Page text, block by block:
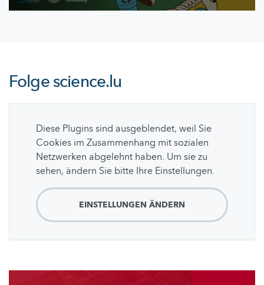
Folgescience.lu
Diese Plugins sind ausgeblendet, weil Sie
Cookies im Zusammenhang mit sozialen
Netzwerken abgelehnt haben. Um sie zu
sehen, ändern Sie bitte Ihre Einstellungen.
EINSTELLUNGEN ÄNDERN